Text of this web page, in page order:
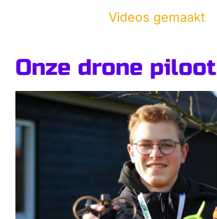
Videos gemaakt
Onze drone piloot